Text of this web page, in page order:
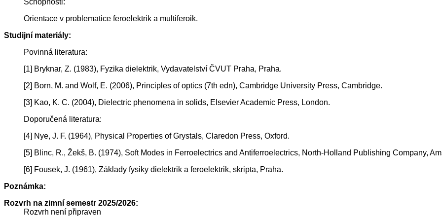
Schopnosti:
Orientace v problematice feroelektrik a multiferoik.
Studijní materiály:
Povinná literatura:
[1] Bryknar, Z. (1983), Fyzika dielektrik, Vydavatelství ČVUT Praha, Praha.
[2] Born, M. and Wolf, E. (2006), Principles of optics (7th edn), Cambridge University Press, Cambridge.
[3] Kao, K. C. (2004), Dielectric phenomena in solids, Elsevier Academic Press, London.
Doporučená literatura:
[4] Nye, J. F. (1964), Physical Properties of Grystals, Claredon Press, Oxford.
[5] Blinc, R., Žekš, B. (1974), Soft Modes in Ferroelectrics and Antiferroelectrics, North-Holland Publishing Company,
[6] Fousek, J. (1961), Základy fysiky dielektrik a feroelektrik, skripta, Praha.
Poznámka:
Rozvrh na zimní semestr 2025/2026:
Rozvrh není připraven